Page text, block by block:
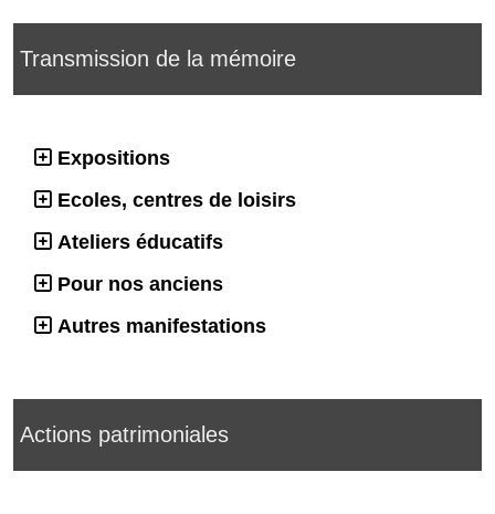
Transmission de la mémoire
Expositions
Ecoles, centres de loisirs
Ateliers éducatifs
Pour nos anciens
Autres manifestations
Actions patrimoniales